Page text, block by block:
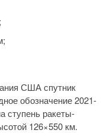
США спутник
обозначение 2021-
ступень ракеты-
126×550 км.